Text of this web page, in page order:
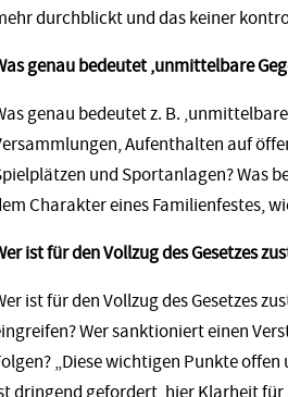
durchblickt und das keiner
genau bedeutet‚unmittelbare
genau bedeutet z. B.
Aufenthalten auf
und Sportanlagen? Was
Charakter eines Familienfestes,
ist für den Vollzug des Gesetzes
ist für den Vollzug des Gesetzes
Wer sanktioniert einen
„Diese wichtigen Punkte
dringend gefordert, hier Klarheit für